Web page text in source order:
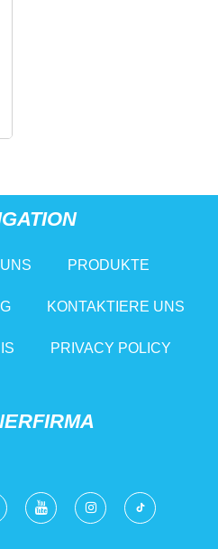
PRODUKTE
KONTAKTIERE UNS
PRIVACY POLICY